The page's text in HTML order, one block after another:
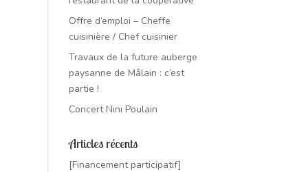
Offre d’emploi – Cheffe
cuisinière / Chef cuisinier
Travaux de la future auberge
paysanne de Mâlain : c’est
partie !
Concert Nini Poulain
Articles récents
[Financement participatif]